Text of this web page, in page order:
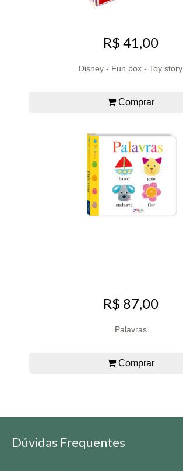
R$ 41,00
Disney - Fun box - Toy story
Comprar
R$ 87,00
Palavras
Comprar
Dúvidas Frequentes